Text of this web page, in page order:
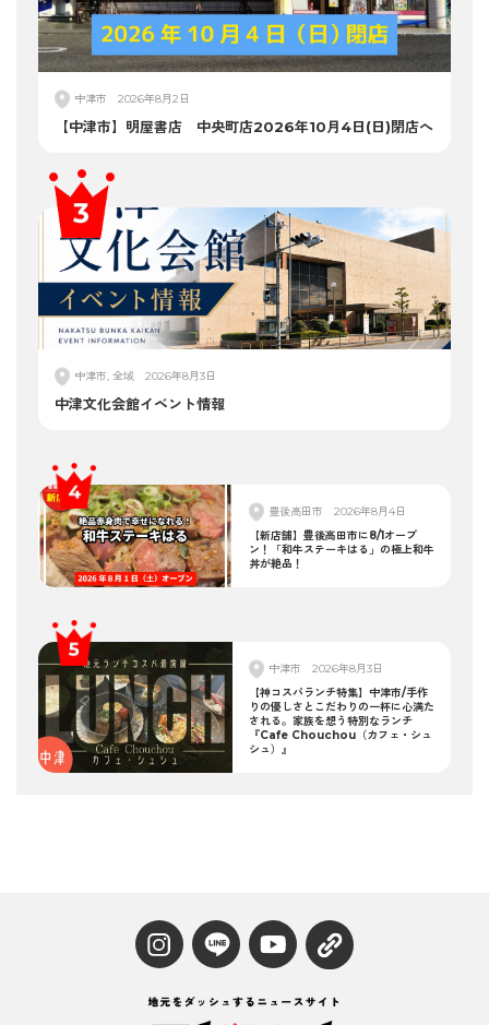
中津市 2026年8月2日
【中津市】明屋書店 中央町店2026年10月4日(日)閉店へ
中津市, 全域 2026年8月3日
中津文化会館イベント情報
豊後高田市
2026年8月4日
【新店舗】豊後高田市に8/1オープ
ン！「和牛ステーキはる」の極上和牛
丼が絶品！
中津市
2026年8月3日
【神コスパランチ特集】中津市/手作
りの優しさとこだわりの一杯に心満た
される。家族を想う特別なランチ
『Cafe Chouchou（カフェ・シュ
シュ）』